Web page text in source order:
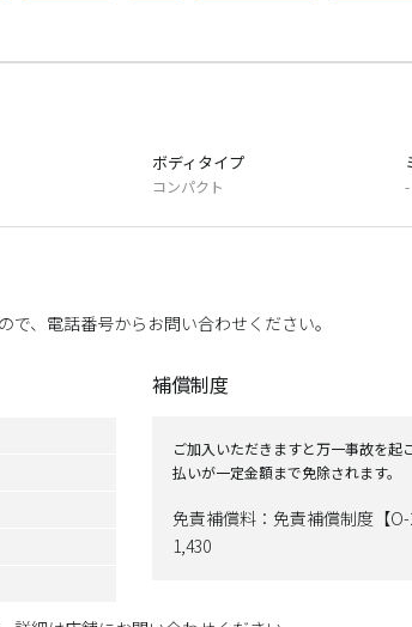
ボディタイプ
コンパクト -
、電話番号からお問い合わせください。
補償制度
ご加入いただきますと万一事故を起
払いが一定金額まで免除されます。
免責補償料：免責補償制度【O-
1,430